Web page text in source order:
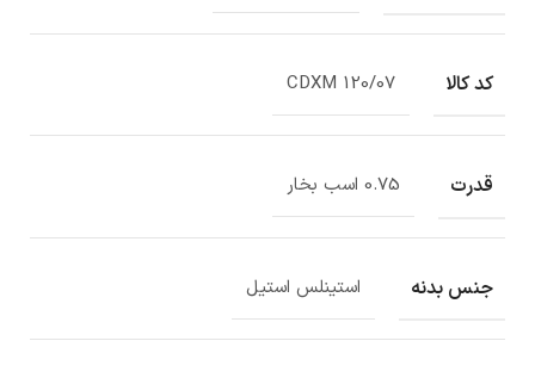
کد کالا CDXM 120/07
قدرت 0.75 اسب بخار
جنس بدنه استینلس استیل